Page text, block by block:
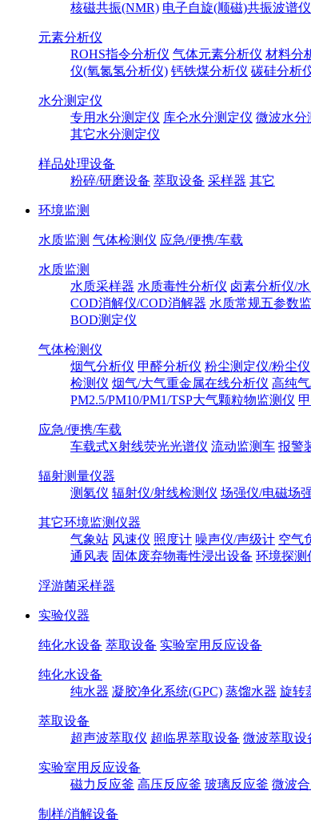
核磁共振(NMR) 电子自旋(顺磁)共振波谱
元素分析仪
ROHS指令分析仪 气体元素分析仪 材料分
仪(氧氮氢分析仪) 钙铁煤分析仪 碳硅分析
水分测定仪
专用水分测定仪 库仑水分测定仪 微波水分
其它水分测定仪
样品处理设备
粉碎/研磨设备 萃取设备 采样器 其它
环境监测
水质监测 气体检测仪 应急/便携/车载
水质监测
水质采样器 水质毒性分析仪 卤素分析仪/
COD消解仪/COD消解器 水质常规五参数
BOD测定仪
气体检测仪
烟气分析仪 甲醛分析仪 粉尘测定仪/粉尘仪
检测仪 烟气/大气重金属在线分析仪 高纯
PM2.5/PM10/PM1/TSP大气颗粒物监测仪
应急/便携/车载
车载式X射线荧光光谱仪 流动监测车 报警
辐射测量仪器
测氡仪 辐射仪/射线检测仪 场强仪/电磁场
其它环境监测仪器
气象站 风速仪 照度计 噪声仪/声级计 空气
通风表 固体废弃物毒性浸出设备 环境探测
浮游菌采样器
实验仪器
纯化水设备 萃取设备 实验室用反应设备
纯化水设备
纯水器 凝胶净化系统(GPC) 蒸馏水器 旋转
萃取设备
超声波萃取仪 超临界萃取设备 微波萃取设
实验室用反应设备
磁力反应釜 高压反应釜 玻璃反应釜 微波
制样/消解设备